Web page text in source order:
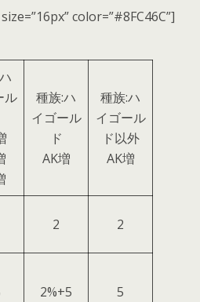
color=”#8FC46C”]
ル
種族:ハ
イゴール
ド
AK増
種族:ハ
イゴール
ド以外
AK増
2 2
2%+5 5